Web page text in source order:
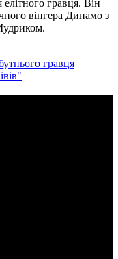
гравця. Він
вінгера Динамо з
гравця